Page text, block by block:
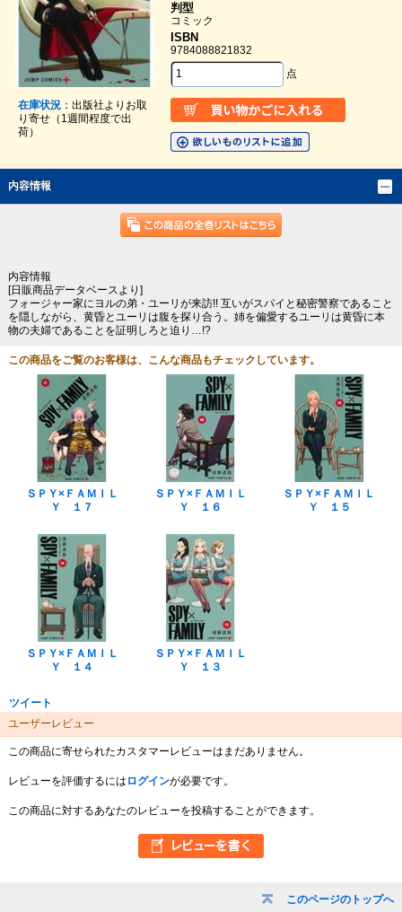
このページのトップへ
在庫状況：出版社よりお取
り寄せ（1週間程度で出
荷）
判型
コミック
ISBN
9784088821832
点
内容情報
内容情報
[日販商品データベースより]
フォージャー家にヨルの弟・ユーリが来訪!! 互いがスパイと秘密警察であること
を隠しながら、黄昏とユーリは腹を探り合う。姉を偏愛するユーリは黄昏に本
物の夫婦であることを証明しろと迫り…!?
この商品をご覧のお客様は、こんな商品もチェックしています。
ＳＰＹ×ＦＡＭＩＬ
Ｙ １７
ＳＰＹ×ＦＡＭＩＬ
Ｙ １６
ＳＰＹ×ＦＡＭＩＬ
Ｙ １５
ＳＰＹ×ＦＡＭＩＬ
Ｙ １４
ＳＰＹ×ＦＡＭＩＬ
Ｙ １３
ツイート
ユーザーレビュー
この商品に寄せられたカスタマーレビューはまだありません。
レビューを評価するには ログインが必要です。
この商品に対するあなたのレビューを投稿することができます。